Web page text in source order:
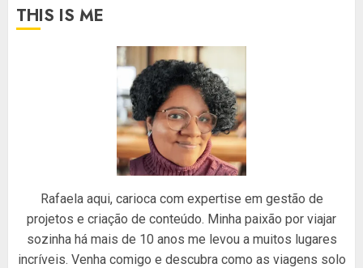
THIS IS ME
Rafaela aqui, carioca com expertise em gestão de
projetos e criação de conteúdo. Minha paixão por viajar
sozinha há mais de 10 anos me levou a muitos lugares
incríveis. Venha comigo e descubra como as viagens solo